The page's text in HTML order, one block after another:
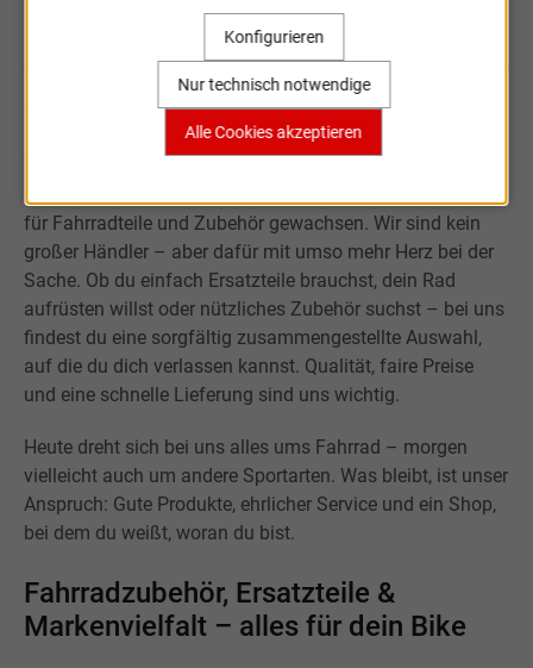
Sportartikel Online
Willkommen bei Sportartikel Online.
20 Jahre zu einem kleinen, aber verlässlichen Onlineshop
für Fahrradteile und Zubehör gewachsen. Wir sind kein
großer Händler – aber dafür mit umso mehr Herz bei der
Sache. Ob du einfach Ersatzteile brauchst, dein Rad
aufrüsten willst oder nützliches Zubehör suchst – bei uns
findest du eine sorgfältig zusammengestellte Auswahl,
auf die du dich verlassen kannst. Qualität, faire Preise
und eine schnelle Lieferung sind uns wichtig.
Heute dreht sich bei uns alles ums Fahrrad – morgen
vielleicht auch um andere Sportarten. Was bleibt, ist unser
Anspruch: Gute Produkte, ehrlicher Service und ein Shop,
bei dem du weißt, woran du bist.
Fahrradzubehör, Ersatzteile &
Markenvielfalt – alles für dein Bike
Nur technisch notwendige
Konfigurieren
Alle Cookies akzeptieren